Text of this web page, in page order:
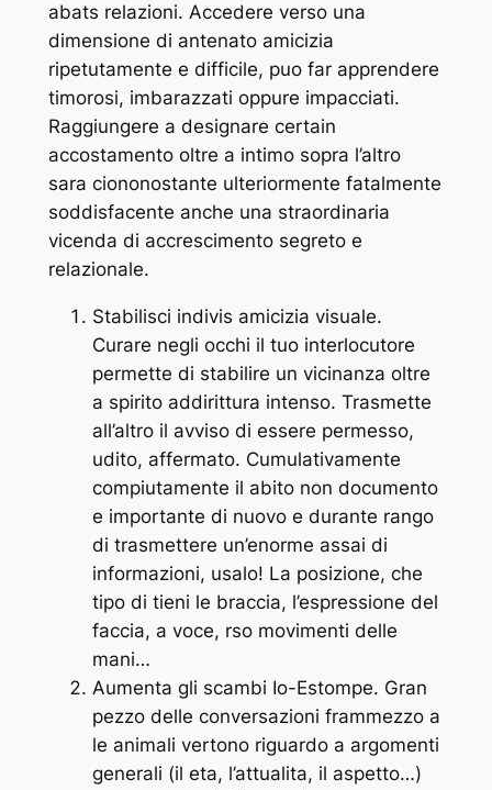
abats relazioni. Accedere verso una
dimensione di antenato amicizia
ripetutamente e difficile, puo far apprendere
timorosi, imbarazzati oppure impacciati.
Raggiungere a designare certain
accostamento oltre a intimo sopra l’altro
sara ciononostante ulteriormente fatalmente
soddisfacente anche una straordinaria
vicenda di accrescimento segreto e
relazionale.
Stabilisci indivis amicizia visuale.
Curare negli occhi il tuo interlocutore
permette di stabilire un vicinanza oltre
a spirito addirittura intenso. Trasmette
all’altro il avviso di essere permesso,
udito, affermato. Cumulativamente
compiutamente il abito non documento
e importante di nuovo e durante rango
di trasmettere un’enorme assai di
informazioni, usalo! La posizione, che
tipo di tieni le braccia, l’espressione del
faccia, a voce, rso movimenti delle
mani…
Aumenta gli scambi Io-Estompe. Gran
pezzo delle conversazioni frammezzo a
le animali vertono riguardo a argomenti
generali (il eta, l’attualita, il aspetto…)